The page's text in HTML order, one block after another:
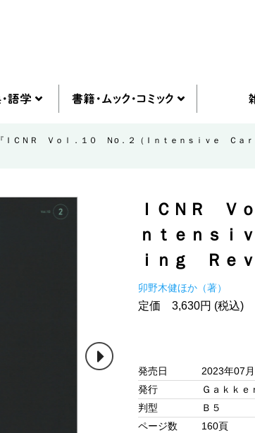
『ＩＣＮＲ Ｖｏｌ．１０ Ｎо．２（Ｉｎｔｅｎｓｉｖｅ Ｃａ
ＩＣＮＲ Ｖ
ｎｔｅｎｓ
ｉｎｇ Ｒｅｖ
卯野木健ほか（著）
定価 3,630円 (税込)
発売日
2023年07
発行
Ｇａｋｋｅ
判型
Ｂ５
ページ数
160頁